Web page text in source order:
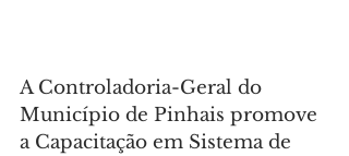
A Controladoria-Geral do
Município de Pinhais promove
a Capacitação em Sistema de